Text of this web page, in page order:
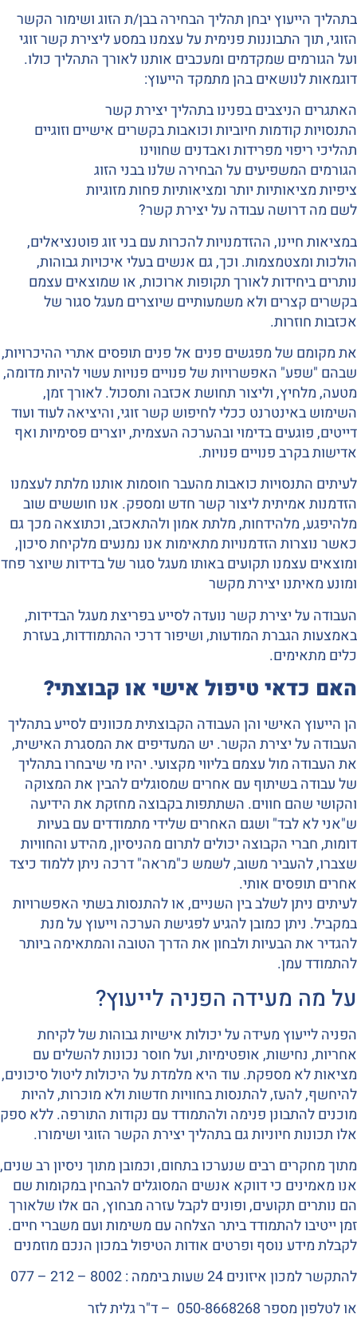
בתהליך הייעוץ יבחן תהליך הבחירה בבן/ת הזוג ושימור הקשר
הזוגי, תוך התבוננות פנימית על עצמנו במסע ליצירת קשר זוגי
ועל הגורמים שמקדמים ומעכבים אותנו לאורך התהליך כולו.
דוגמאות לנושאים בהן מתמקד הייעוץ:
האתגרים הניצבים בפנינו בתהליך יצירת קשר
התנסויות קודמות חיוביות וכואבות בקשרים אישיים וזוגיים
תהליכי ריפוי מפרידות ואבדנים שחווינו
הגורמים המשפיעים על הבחירה שלנו בבני הזוג
ציפיות מציאותיות יותר ומציאותיות פחות מזוגיות
לשם מה דרושה עבודה על יצירת קשר?
במציאות חיינו, ההזדמנויות להכרות עם בני זוג פוטנציאלים,
הולכות ומצטמצמות. וכך, גם אנשים בעלי איכויות גבוהות,
נותרים ביחידות לאורך תקופות ארוכות, או שמוצאים עצמם
בקשרים קצרים ולא משמעותיים שיוצרים מעגל סגור של
אכזבות חוזרות.
את מקומם של מפגשים פנים אל פנים תופסים אתרי ההיכרויות,
שבהם "שפע" האפשרויות של פנויים פנויות עשוי להיות מדומה,
מטעה, מלחיץ, וליצור תחושת אכזבה ותסכול. לאורך זמן,
השימוש באינטרנט ככלי לחיפוש קשר זוגי, והיציאה לעוד ועוד
דייטים, פוגעים בדימוי ובהערכה העצמית, יוצרים פסימיות ואף
אדישות בקרב פנויים פנויות.
לעיתים התנסויות כואבות מהעבר חוסמות אותנו מלתת לעצמנו
הזדמנות אמיתית ליצור קשר חדש ומספק. אנו חוששים שוב
מלהיפגע, מלהידחות, מלתת אמון ולהתאכזב, וכתוצאה מכך גם
כאשר נוצרות הזדמנויות מתאימות אנו נמנעים מלקיחת סיכון,
ומוצאים עצמנו תקועים באותו מעגל סגור של בדידות שיוצר פחד
ומונע מאיתנו יצירת מקשר
העבודה על יצירת קשר נועדה לסייע בפריצת מעגל הבדידות,
באמצעות הגברת המודעות, ושיפור דרכי ההתמודדות, בעזרת
כלים מתאימים.
האם כדאי טיפול אישי או קבוצתי?
הן הייעוץ האישי והן העבודה הקבוצתית מכוונים לסייע בתהליך
העבודה על יצירת הקשר. יש המעדיפים את המסגרת האישית,
את העבודה מול עצמם בליווי מקצועי. יהיו מי שיבחרו בתהליך
של עבודה בשיתוף עם אחרים שמסוגלים להבין את המצוקה
והקושי שהם חווים. השתתפות בקבוצה מחזקת את הידיעה
ש"אני לא לבד" ושגם האחרים שלידי מתמודדים עם בעיות
דומות, חברי הקבוצה יכולים לתרום מהניסיון, מהידע והחוויות
שצברו, להעביר משוב, לשמש כ"מראה" דרכה ניתן ללמוד כיצד
אחרים תופסים אותי.
לעיתים ניתן לשלב בין השניים, או להתנסות בשתי האפשרויות
במקביל. ניתן כמובן להגיע לפגישת הערכה וייעוץ על מנת
להגדיר את הבעיות ולבחון את הדרך הטובה והמתאימה ביותר
להתמודד עמן.
על מה מעידה הפניה לייעוץ?
הפניה לייעוץ מעידה על יכולות אישיות גבוהות של לקיחת
אחריות, נחישות, אופטימיות, ועל חוסר נכונות להשלים עם
מציאות לא מספקת. עוד היא מלמדת על היכולות ליטול סיכונים,
להיחשף, להעז, להתנסות בחוויות חדשות ולא מוכרות, להיות
מוכנים להתבונן פנימה ולהתמודד עם נקודות התורפה. ללא ספק
אלו תכונות חיוניות גם בתהליך יצירת הקשר הזוגי ושימורו.
מתוך מחקרים רבים שנערכו בתחום, וכמובן מתוך ניסיון רב שנים,
אנו מאמינים כי דווקא אנשים המסוגלים להבחין במקומות שם
הם נותרים תקועים, ופונים לקבל עזרה מבחוץ, הם אלו שלאורך
זמן ייטיבו להתמודד ביתר הצלחה עם משימות ועם משברי חיים.
לקבלת מידע נוסף ופרטים אודות הטיפול במכון הנכם מוזמנים
להתקשר למכון איזונים 24 שעות ביממה : 8002 – 212 – 077
או לטלפון מספר 050-8668268 – ד"ר גלית לזר